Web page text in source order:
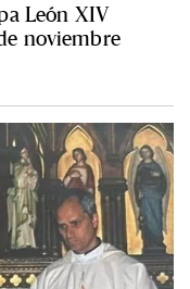
León XIV
noviembre